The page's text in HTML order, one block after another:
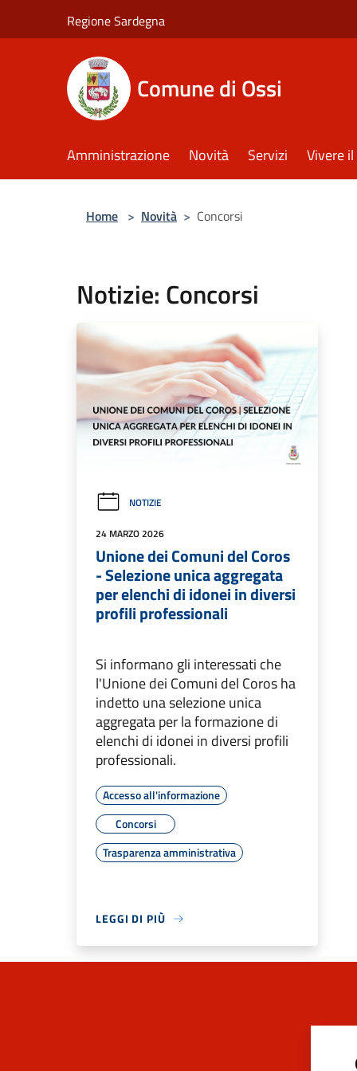
Regione Sardegna
Comune di Ossi
Amministrazione Novità Servizi Vivere
Home > Novità > Concorsi
Notizie: Concorsi
NOTIZIE
24 MARZO 2026
Unione dei Comuni del Coros
- Selezione unica aggregata
per elenchi di idonei in diversi
profili professionali
Si informano gli interessati che
l'Unione dei Comuni del Coros ha
indetto una selezione unica
aggregata per la formazione di
elenchi di idonei in diversi profili
professionali.
Accesso all'informazione
Concorsi
Trasparenza amministrativa
LEGGI DI PIÙ